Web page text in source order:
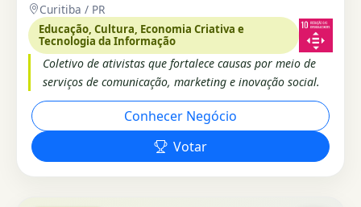
Curitiba / PR
Educação, Cultura, Economia Criativa e
Tecnologia da Informação
Coletivo de ativistas que fortalece causas por meio de
serviços de comunicação, marketing e inovação social.
Conhecer Negócio
Votar